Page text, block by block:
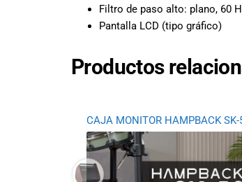
Filtro de paso alto: plano, 60
Pantalla LCD (tipo gráfico)
Productos
CAJA MONITOR HAMPBACK SK-